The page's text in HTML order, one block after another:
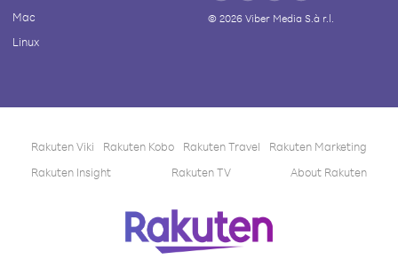
Mac
Linux
© 2026Viber Media S.à r.l.
Rakuten Viki Rakuten Kobo Rakuten Travel
Rakuten Marketing
Rakuten Insight
Rakuten TV About Rakuten